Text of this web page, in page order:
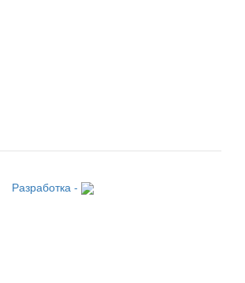
Разработка -